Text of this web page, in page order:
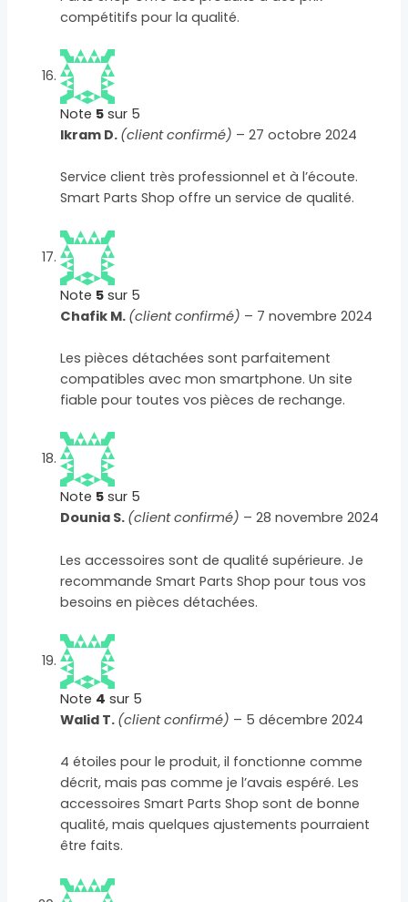
compétitifs pour la qualité.
Note 5 sur 5
Ikram D. (client confirmé) – 27 octobre 2024
Service client très professionnel et à l’écoute.
Smart Parts Shop offre un service de qualité.
Note 5 sur 5
Chafik M. (client confirmé) – 7 novembre 2024
Les pièces détachées sont parfaitement
compatibles avec mon smartphone. Un site
fiable pour toutes vos pièces de rechange.
Note 5 sur 5
Dounia S. (client confirmé) – 28 novembre 2024
Les accessoires sont de qualité supérieure. Je
recommande Smart Parts Shop pour tous vos
besoins en pièces détachées.
Note 4 sur 5
Walid T. (client confirmé) – 5 décembre 2024
4 étoiles pour le produit, il fonctionne comme
décrit, mais pas comme je l’avais espéré. Les
accessoires Smart Parts Shop sont de bonne
qualité, mais quelques ajustements pourraient
être faits.